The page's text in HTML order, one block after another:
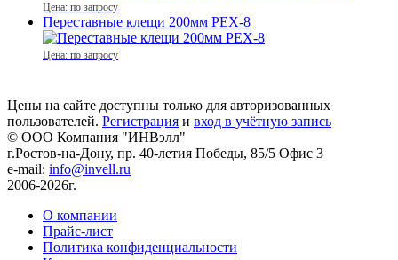
Цена: по запросу
Переставные клещи 200мм PEX-8
Цена: по запросу
Цены на сайте доступны только для авторизованных
пользователей. Регистрация и вход в учётную запись
© ООО Компания "ИНВэлл"
г.Ростов-на-Дону, пр. 40-летия Победы, 85/5 Офис 3
e-mail: info@invell.ru
2006-2026г.
О компании
Прайс-лист
Политика конфиденциальности